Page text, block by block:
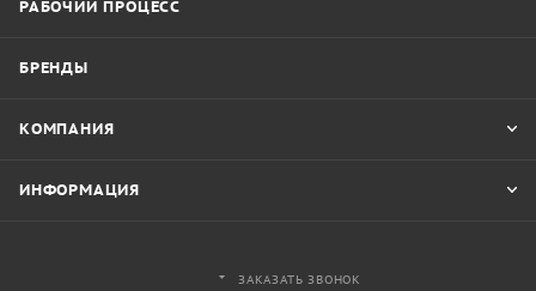
РАБОЧИЙ ПРОЦЕСС
БРЕНДЫ
КОМПАНИЯ
ИНФОРМАЦИЯ
ЗАКАЗАТЬ ЗВОНОК